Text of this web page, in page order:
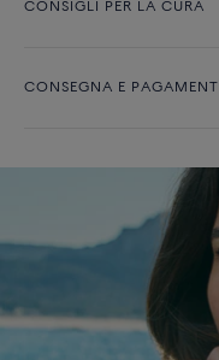
CONSIGLI PER LA CURA
CONSEGNA E PAGAMENTI